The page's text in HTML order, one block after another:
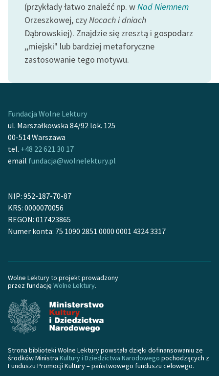
(przykłady łatwo znaleźć np. w Nad Niemnem
Orzeszkowej, czy Nocach i dniach
Dąbrowskiej). Znajdzie się zresztą i gospodarz
,,miejski" lub bardziej metaforyczne
zastosowanie tego motywu.
Fundacja Wolne Lektury
ul. Marszałkowska 84/92 lok. 125
00-514 Warszawa
tel. +48 22 621 30 17
email fundacja@wolnelektury.pl
NIP: 952-187-70-87
KRS: 0000070056
REGON: 017423865
Numer konta: 75 1090 2851 0000 0001 4324 3317
Wolne Lektury to projekt prowadzony
przez fundację Wolne Lektury.
Strona biblioteki Wolne Lektury powstała dzięki dofinansowaniu ze
środków Ministra Kultury i Dziedzictwa Narodowego pochodzących z
Funduszu Promocji Kultury – państwowego funduszu celowego.